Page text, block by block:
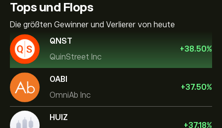
Tops und Flops
Die größten Gewinner und Verlierer von heute
QNST
QuinStreet Inc
+38.50%
OABI
OmniAb Inc
+37.50%
HUIZ
+37.18%